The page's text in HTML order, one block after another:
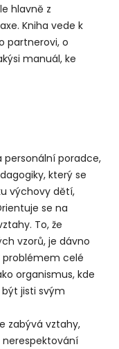
hlavně z
Kniha vede k
partnerovi, o
manuál, ke
personální poradce,
který se
výchovy dětí,
se na
To, že
vzorů, je dávno
problémem celé
organismus, kde
jisti svým
zabývá vztahy,